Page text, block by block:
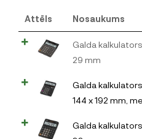
Attēls Nosaukums
Galda kalkulators
29 mm
Galda
144 x 192 mm,
Galda kalkulators